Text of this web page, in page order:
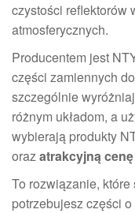
czystości reflektorów
atmosferycznych.
Producentem jest
części zamiennych
szczególnie
różnym układom, a
wybierają produkty
orazatrakcyjną cenę
To rozwiązanie,
potrzebujesz części